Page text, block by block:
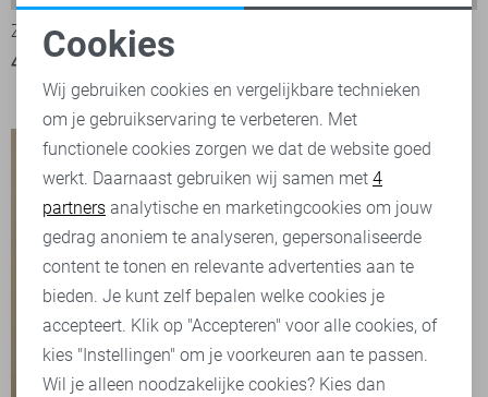
Zoso Broek
40,00
79,95
20,00 39,99
Noodzakelijke cookies
Personalisatie cookies
Analytische cookies
Marketing cookies
Cookies
Wij gebruiken cookies en vergelijkbare technieken
om je gebruikservaring te verbeteren. Met
functionele cookies zorgen we dat de website goed
werkt. Daarnaast gebruiken wij samen met 4
partners analytische en marketingcookies om jouw
gedrag anoniem te analyseren, gepersonaliseerde
content te tonen en relevante advertenties aan te
bieden. Je kunt zelf bepalen welke cookies je
accepteert. Klik op "Accepteren" voor alle cookies, of
kies "Instellingen" om je voorkeuren aan te passen.
Wil je alleen noodzakelijke cookies? Kies dan